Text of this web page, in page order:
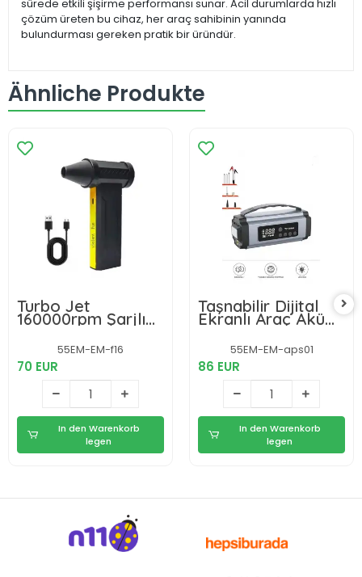
sürede etkili şişirme performansı sunar. Acil durumlarda hızlı
çözüm üreten bu cihaz, her araç sahibinin yanında
bulundurması gereken pratik bir üründür.
Ähnliche Produkte
Turbo Jet
160000rpm Şarjlı
Turbo Jet Şiddetli
Fan Yüksek Hızlı
Güçlü Hava
Üfleyici Araç
Süpürgesi
55EM-EM-f16
70 EUR
In den Warenkorb
legen
Taşnabilir Dijital
Ekranlı Araç Akü
Takviyeli Işıklı Oto
Marş Hava
Kompresörü
55EM-EM-aps01
86 EUR
In den Warenkorb
legen